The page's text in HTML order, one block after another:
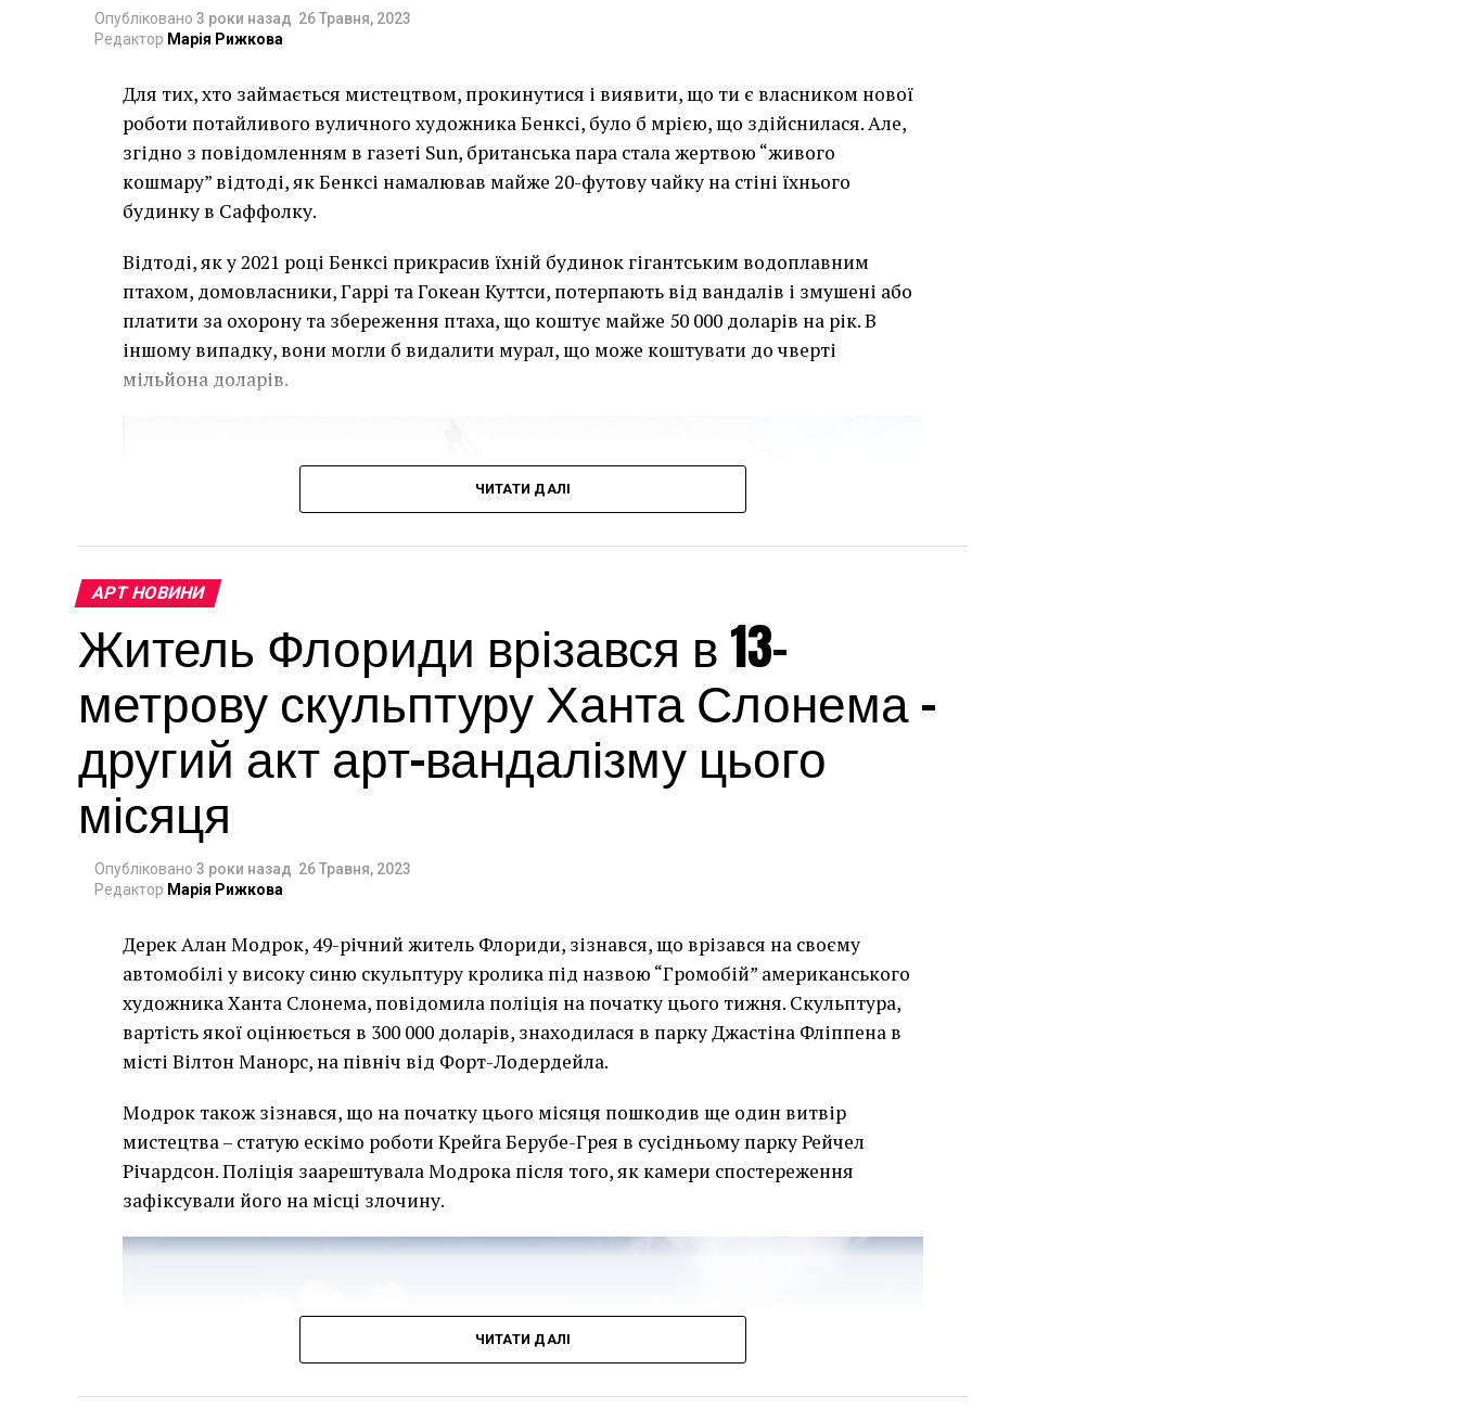
Опубліковано 3 роки назад 26 Травня, 2023
Редактор Марія Рижкова
Для тих, хто займається мистецтвом, прокинутися і виявити, що ти є власником нової
роботи потайливого вуличного художника Бенксі, було б мрією, що здійснилася. Але,
згідно з повідомленням в газеті Sun, британська пара стала жертвою “живого
кошмару” відтоді, як Бенксі намалював майже 20-футову чайку на стіні їхнього
будинку в Саффолку.
Відтоді, як у 2021 році Бенксі прикрасив їхній будинок гігантським водоплавним
птахом, домовласники, Гаррі та Гокеан Куттси, потерпають від вандалів і змушені або
платити за охорону та збереження птаха, що коштує майже 50 000 доларів на рік. В
іншому випадку, вони могли б видалити мурал, що може коштувати до чверті
мільйона доларів.
Чоловік позує під макетом чайки, яка ось-ось накинеться на упаковку чіпсів – сюжет графіті, що
має ознаки вуличного художника Бенксі, на стіні в Лоустофті на східному узбережжі Англії 8
серпня 2021 року. (Фото Джастіна Талліса / AFP)
В інтерв’ю “Таймс” пан Куттс сказав:
“Спочатку це було неймовірно, але з
розвитком подій це стало надзвичайно
напруженим. Я не впевнений, що Бенксі
усвідомлює непередбачувані наслідки
для власників будинків. Якби ми могли
Хулігани, які намагалися зафарбувати мурал, злодії, які відколювали зафарбовані
ЧИТАТИ ДАЛІ
АРТ НОВИНИ
Житель Флориди врізався в 13-
метрову скульптуру Ханта Слонема –
другий акт арт-вандалізму цього
місяця
Опубліковано 3 роки назад 26 Травня, 2023
Редактор Марія Рижкова
Дерек Алан Модрок, 49-річний житель Флориди, зізнався, що врізався на своєму
автомобілі у високу синю скульптуру кролика під назвою “Громобій” американського
художника Ханта Слонема, повідомила поліція на початку цього тижня. Скульптура,
вартість якої оцінюється в 300 000 доларів, знаходилася в парку Джастіна Фліппена в
місті Вілтон Манорс, на північ від Форт-Лодердейла.
Модрок також зізнався, що на початку цього місяця пошкодив ще один витвір
мистецтва – статую ескімо роботи Крейга Берубе-Грея в сусідньому парку Рейчел
Річардсон. Поліція заарештувала Модрока після того, як камери спостереження
зафіксували його на місці злочину.
ЧИТАТИ ДАЛІ